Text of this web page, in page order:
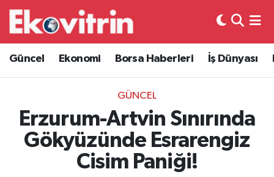
Güncel Ekonomi Borsa Haberleri İş Dünyası
GÜNCEL
Erzurum-Artvin Sınırında
Gökyüzünde Esrarengiz
Cisim Paniği!
Güncel
Ekonomi
Borsa Haberleri
İş Dünyası
Hava Durumu
Trafik Durumu
Süper Lig Puan Durumu ve Fikstür
Tüm Manşetler
Son Dakika Haberleri